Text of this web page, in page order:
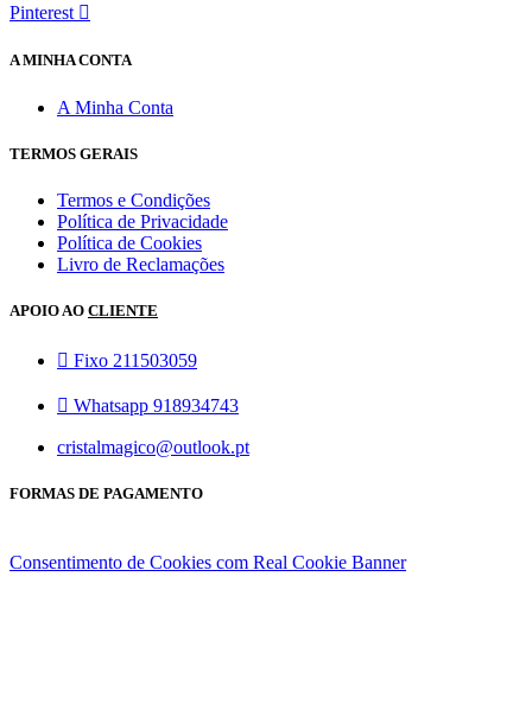
Pinterest
A MINHA CONTA
A Minha Conta
TERMOS GERAIS
Termos e Condições
Política de Privacidade
Política de Cookies
Livro de Reclamações
APOIO AO CLIENTE
Fixo 211503059
Whatsapp 918934743
cristalmagico@outlook.pt
FORMAS DE PAGAMENTO
Consentimento de Cookies com Real Cookie Banner